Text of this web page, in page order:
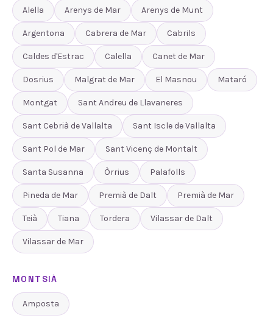
Alella Arenys de Mar Arenys de Munt
Argentona Cabrera de Mar Cabrils
Caldes d'Estrac Calella Canet de Mar
Dosrius Malgrat de Mar El Masnou Mataró
Montgat Sant Andreu de Llavaneres
Sant Cebrià de Vallalta Sant Iscle de Vallalta
Sant Pol de Mar Sant Vicenç de Montalt
Santa Susanna Òrrius Palafolls
Pineda de Mar Premià de Dalt Premià de Mar
Teià Tiana Tordera Vilassar de Dalt
Vilassar de Mar
MONTSIÀ
Amposta